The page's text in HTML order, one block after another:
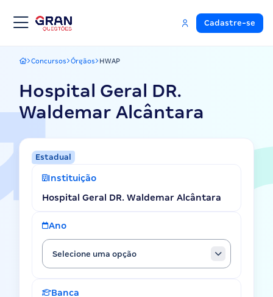
Cadastre-se
Gran Questões
Concursos Órgãos HWAP
Hospital Geral DR.
Waldemar Alcântara
Estadual
Instituição
Hospital Geral DR. Waldemar Alcântara
Ano
Selecione uma opção
Banca